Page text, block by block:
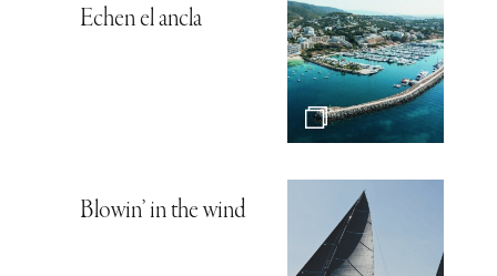
Echen el ancla
Blowin’ in the wind